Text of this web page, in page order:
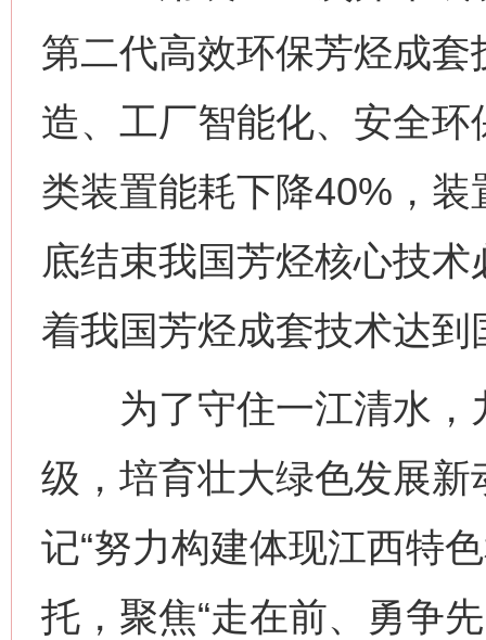
第二代高效环保芳烃成
造、工厂智能化、安全
类装置能耗下降40%，
底结束我国芳烃核心技
着我国芳烃成套技术达到
为了守住一江清水，
级，培育壮大绿色发展
记“努力构建体现江西特
托，聚焦“走在前、勇争